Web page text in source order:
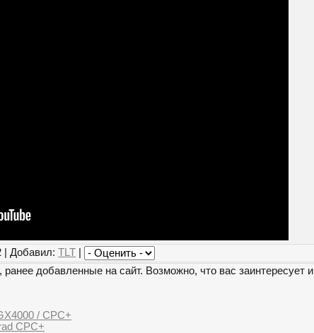
| Добавил: TLT
добавленные на сайт. Возможно, что вас заинтересует и
/ CPC+
CPC+